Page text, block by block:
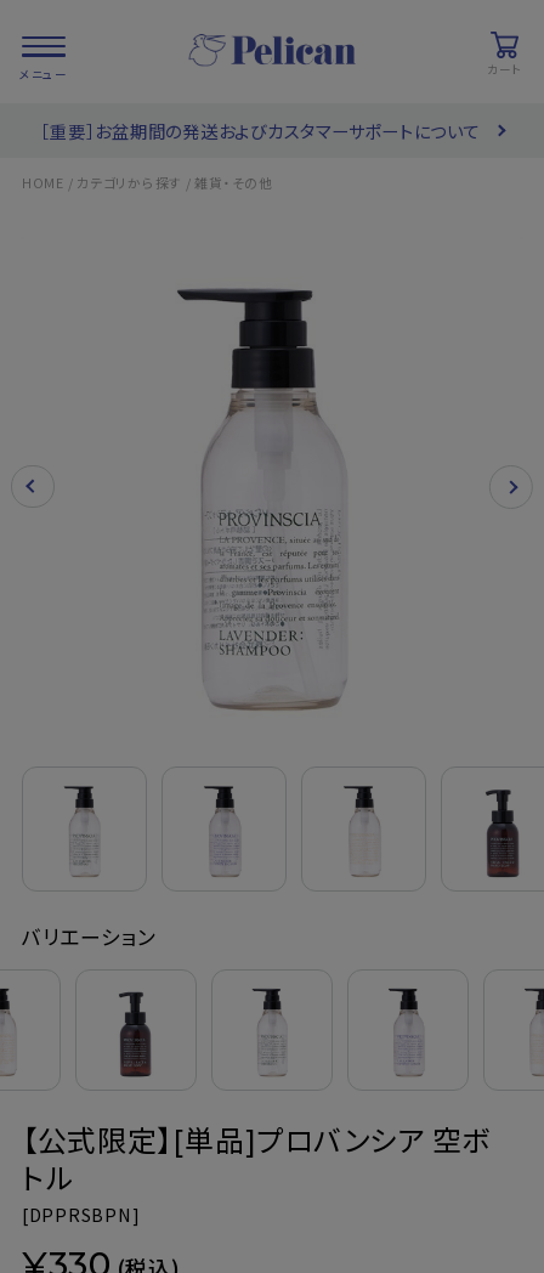
カート
/ 商品を探す
COLLECTIONS
ご利用案内
よくあるご質問
会員登録でお得
NEWS一覧
利用規約
［重要］お盆期間の発送およびカスタマーサポートについて
HOME / カテゴリから探す / 雑貨・その他
バリエーション
【公式限定】[単品]プロバンシア 空ボ
トル
[DPPRSBPN]
¥330